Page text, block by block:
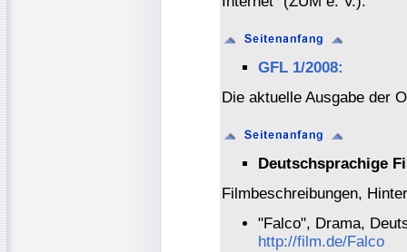
GFL 1/2008:
Die aktuelle Ausgabe der
Deutschsprachige
Filmbeschreibungen,
"Falco", Drama,
http://film.de/Falco